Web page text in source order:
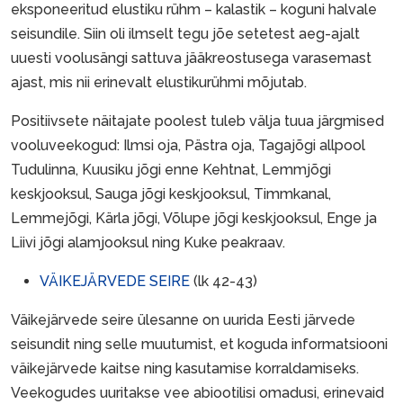
eksponeeritud elustiku rühm – kalastik – koguni halvale
seisundile. Siin oli ilmselt tegu jõe setetest aeg-ajalt
uuesti voolusängi sattuva jääkreostusega varasemast
ajast, mis nii erinevalt elustikurühmi mõjutab.
Positiivsete näitajate poolest tuleb välja tuua järgmised
vooluveekogud: Ilmsi oja, Pästra oja, Tagajõgi allpool
Tudulinna, Kuusiku jõgi enne Kehtnat, Lemmjõgi
keskjooksul, Sauga jõgi keskjooksul, Timmkanal,
Lemmejõgi, Kärla jõgi, Võlupe jõgi keskjooksul, Enge ja
Liivi jõgi alamjooksul ning Kuke peakraav.
VÄIKEJÄRVEDE SEIRE (lk 42-43)
Väikejärvede seire ülesanne on uurida Eesti järvede
seisundit ning selle muutumist, et koguda informatsiooni
väikejärvede kaitse ning kasutamise korraldamiseks.
Veekogudes uuritakse vee abiootilisi omadusi, erinevaid